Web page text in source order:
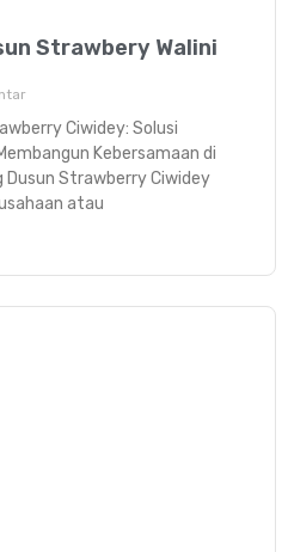
Strawbery Walini
Ciwidey: Solusi
Kebersamaan di
Dusun Strawberry Ciwidey
atau